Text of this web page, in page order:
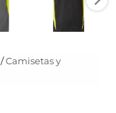
/Camisetas y